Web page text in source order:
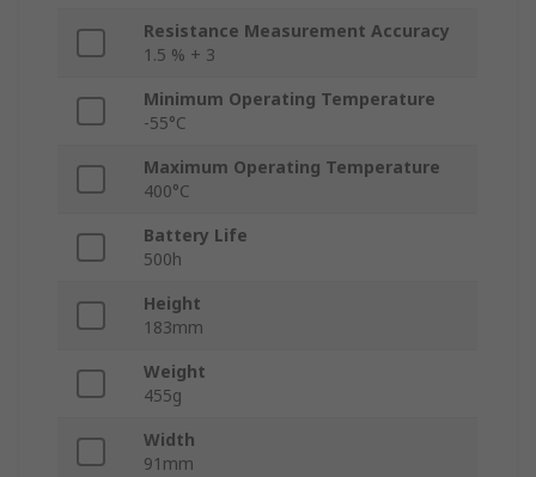
Resistance Measurement Accuracy
1.5 % + 3
Minimum Operating Temperature
-55°C
Maximum Operating Temperature
400°C
Battery Life
500h
Height
183mm
Weight
455g
Width
91mm